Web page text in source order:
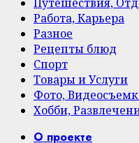
Работа, Карьера
Разное
Рецепты блюд
Спорт
Товары и Услуги
Фото,
Хобби,
PrimaryО проекте